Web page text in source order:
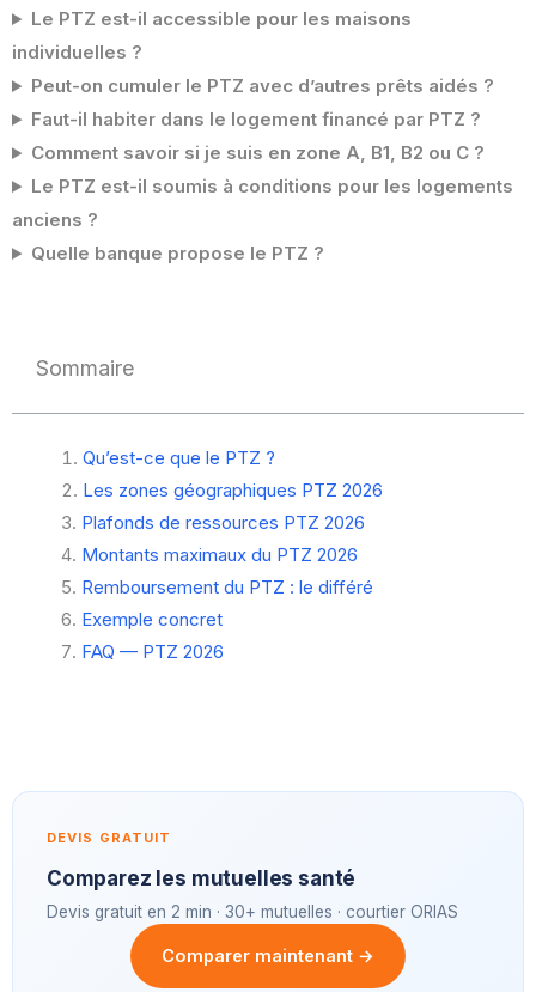
Le PTZ est-il accessible pour les maisons
individuelles ?
Peut-on cumuler le PTZ avec d’autres prêts aidés ?
Faut-il habiter dans le logement financé par PTZ ?
Comment savoir si je suis en zone A, B1, B2 ou C ?
Le PTZ est-il soumis à conditions pour les logements
anciens ?
Quelle banque propose le PTZ ?
Sommaire
Qu’est-ce que le PTZ ?
Les zones géographiques PTZ 2026
Plafonds de ressources PTZ 2026
Montants maximaux du PTZ 2026
Remboursement du PTZ : le différé
Exemple concret
FAQ — PTZ 2026
DEVIS GRATUIT
Comparez les mutuelles santé
Devis gratuit en 2 min · 30+ mutuelles · courtier ORIAS
Comparer maintenant →